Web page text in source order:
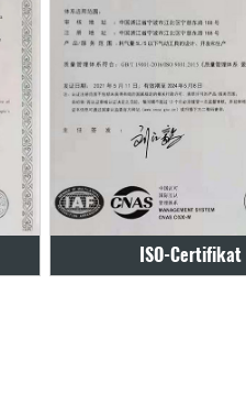
Certifikat